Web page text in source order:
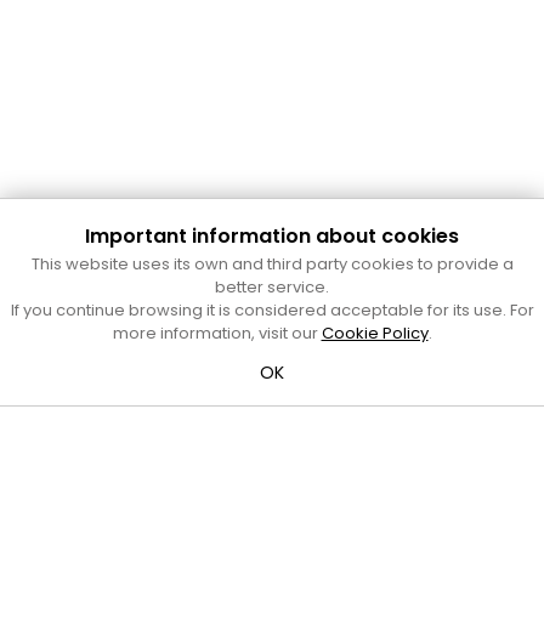
Cultura Mataró
Ajuntament de Mataró
C. de Sant Josep, 9 (Mataró, 08302)
Horari d'obertura: dilluns, dimecres i divendres de 10 a 13 h.
al telèfon al 93 758 23 61
Bústia ciutadana
Important information about cookies
This website uses its own and third party cookies to provide a
better service.
If you continue browsing it is considered acceptable for its use. For
more information, visit ourCookie Policy.
OK